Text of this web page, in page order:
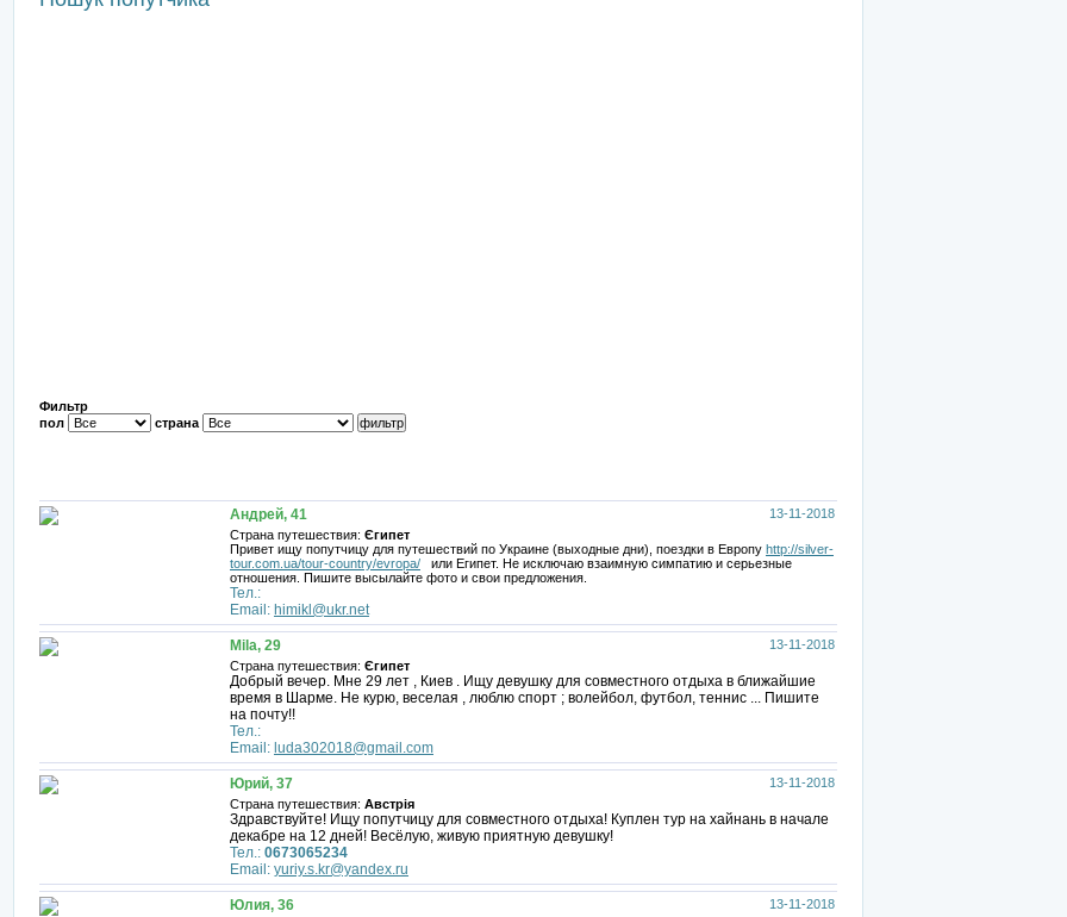
Фильтр
пол
страна
13-11-2018
Андрей, 41
Страна путешествия: Єгипет
Привет ищу попутчицу для путешествий по Украине (выходные дни), поездки в Европу http://silver-
tour.com.ua/tour-country/evropa/ или Египет. Не исключаю взаимную симпатию и серьезные
отношения. Пишите высылайте фото и свои предложения.
Тел.:
Email: himikl@ukr.net
13-11-2018
Mila, 29
Страна путешествия: Єгипет
Добрый вечер. Мне 29 лет , Киев . Ищу девушку для совместного отдыха в ближайшие
время в Шарме. Не курю, веселая , люблю спорт ; волейбол, футбол, теннис ... Пишите
на почту!!
Тел.:
Email: luda302018@gmail.com
13-11-2018
Юрий, 37
Страна путешествия: Австрія
Здравствуйте! Ищу попутчицу для совместного отдыха! Куплен тур на хайнань в начале
декабре на 12 дней! Весёлую, живую приятную девушку!
Тел.: 0673065234
Email: yuriy.s.kr@yandex.ru
13-11-2018
Юлия, 36